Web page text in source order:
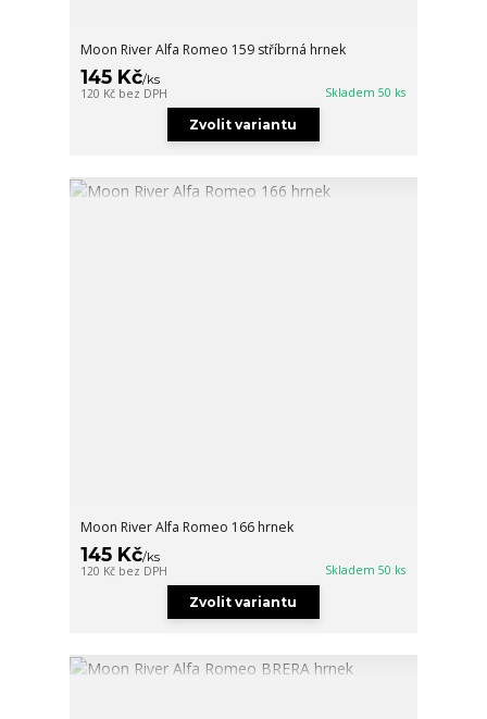
Moon River Alfa Romeo 159 stříbrná hrnek
145 Kč/ks
120 Kč bez DPH Skladem 50 ks
Zvolit variantu
Moon River Alfa Romeo 166 hrnek
145 Kč/ks
120 Kč bez DPH Skladem 50 ks
Zvolit variantu